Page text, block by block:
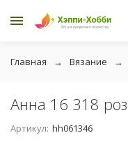
Главная Вязание
Анна 16 318
Артикул: hh061346